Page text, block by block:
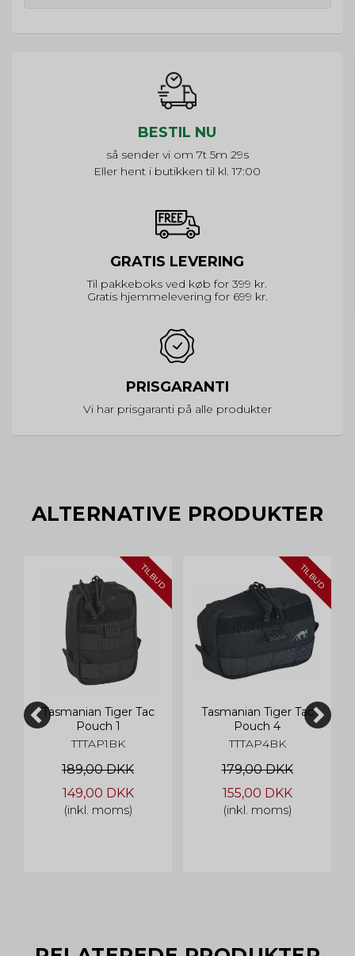
BESTIL NU
så sender vi om 7t 5m 28s
Eller hent i butikken til kl. 17:00
GRATIS LEVERING
Til pakkeboks ved køb for 399 kr.
Gratis hjemmelevering for 699 kr.
PRISGARANTI
Vi har prisgaranti på alle produkter
ALTERNATIVE PRODUKTER
TILBUD
Tasmanian Tiger Tac
Pouch 1
TTTAP1BK
189,00 DKK
149,00 DKK
(inkl. moms)
TILBUD
Tasmanian Tiger Tac
Pouch 4
TTTAP4BK
179,00 DKK
155,00 DKK
(inkl. moms)